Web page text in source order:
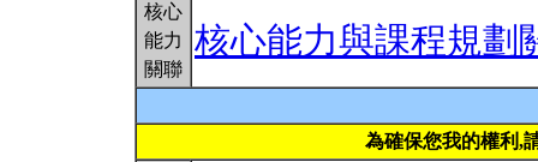
核心
能力
關聯
核心能力與課程規劃
為確保您我的權利,